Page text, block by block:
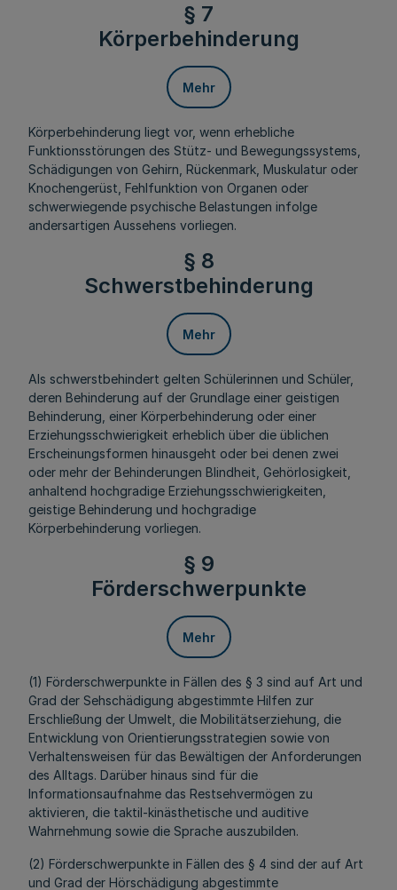
§ 7
Körperbehinderung
Mehr
Körperbehinderung liegt vor, wenn erhebliche
Funktionsstörungen des Stütz- und Bewegungssystems,
Schädigungen von Gehirn, Rückenmark, Muskulatur oder
Knochengerüst, Fehlfunktion von Organen oder
schwerwiegende psychische Belastungen infolge
andersartigen Aussehens vorliegen.
§ 8
Schwerstbehinderung
Mehr
Als schwerstbehindert gelten Schülerinnen und Schüler,
deren Behinderung auf der Grundlage einer geistigen
Behinderung, einer Körperbehinderung oder einer
Erziehungsschwierigkeit erheblich über die üblichen
Erscheinungsformen hinausgeht oder bei denen zwei
oder mehr der Behinderungen Blindheit, Gehörlosigkeit,
anhaltend hochgradige Erziehungsschwierigkeiten,
geistige Behinderung und hochgradige
Körperbehinderung vorliegen.
§ 9
Förderschwerpunkte
Mehr
(1) Förderschwerpunkte in Fällen des § 3 sind auf Art und
Grad der Sehschädigung abgestimmte Hilfen zur
Erschließung der Umwelt, die Mobilitätserziehung, die
Entwicklung von Orientierungsstrategien sowie von
Verhaltensweisen für das Bewältigen der Anforderungen
des Alltags. Darüber hinaus sind für die
Informationsaufnahme das Restsehvermögen zu
aktivieren, die taktil-kinästhetische und auditive
Wahrnehmung sowie die Sprache auszubilden.
(2) Förderschwerpunkte in Fällen des § 4 sind der auf Art
und Grad der Hörschädigung abgestimmte